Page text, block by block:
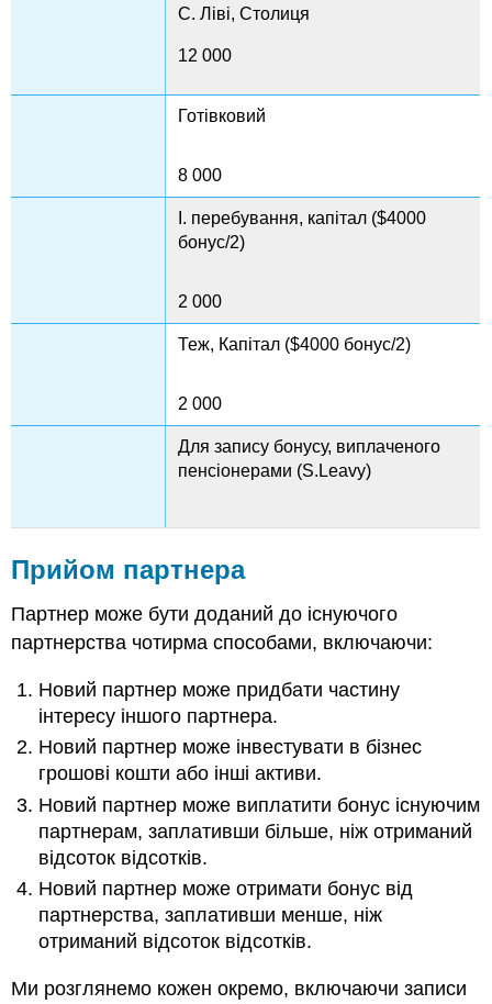
С. Ліві, Столиця
12 000
Готівковий
8 000
I. перебування, капітал ($4000
бонус/2)
2 000
Теж, Капітал ($4000 бонус/2)
2 000
Для запису бонусу, виплаченого
пенсіонерами (S.Leavy)
Прийом партнера
Партнер може бути доданий до існуючого
партнерства чотирма способами, включаючи:
Новий партнер може придбати частину
інтересу іншого партнера.
Новий партнер може інвестувати в бізнес
грошові кошти або інші активи.
Новий партнер може виплатити бонус існуючим
партнерам, заплативши більше, ніж отриманий
відсоток відсотків.
Новий партнер може отримати бонус від
партнерства, заплативши менше, ніж
отриманий відсоток відсотків.
Ми розглянемо кожен окремо, включаючи записи